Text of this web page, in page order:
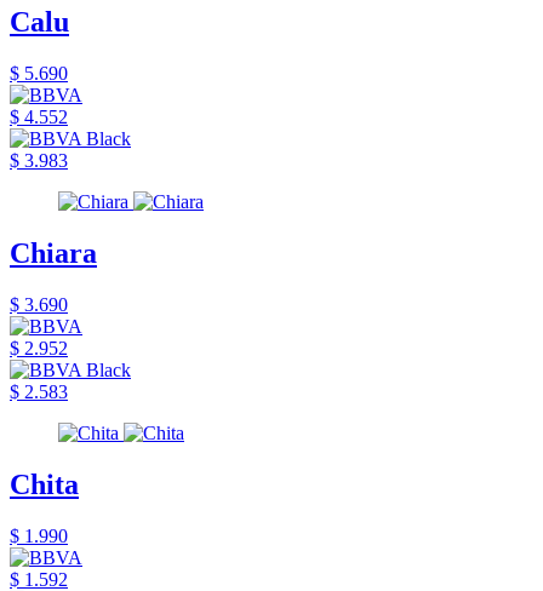
Calu
$ 5.690
$ 4.552
$ 3.983
Chiara
$ 3.690
$ 2.952
$ 2.583
Chita
$ 1.990
$ 1.592